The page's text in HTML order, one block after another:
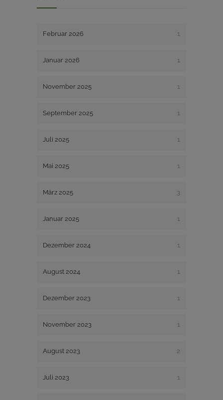
Februar 2026 1
Januar 2026 1
November 2025 1
September 2025 1
Juli 2025 1
Mai 2025 1
März 2025 3
Januar 2025 1
Dezember 2024 1
August 2024 1
Dezember 2023 1
November 2023 1
August 2023 2
Juli 2023 1